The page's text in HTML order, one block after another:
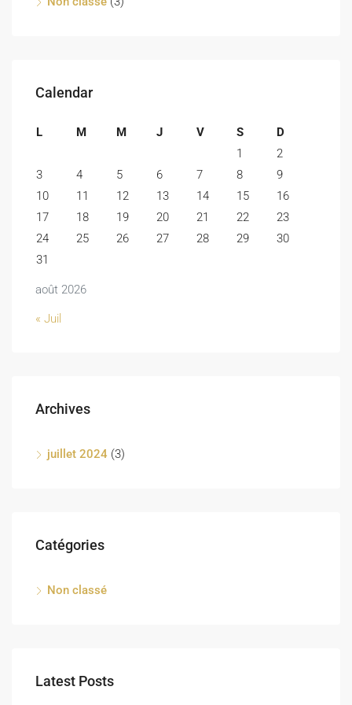
Calendar
août 2026
L M M J V S
D
1
2
3
4 5 6 7 8
9
10
11 12 13 14 15
16
17
18 19 20 21 22
23
24
25 26 27 28 29
30
31
« Juil
Archives
juillet 2024 (3)
Catégories
Non classé
Latest Posts